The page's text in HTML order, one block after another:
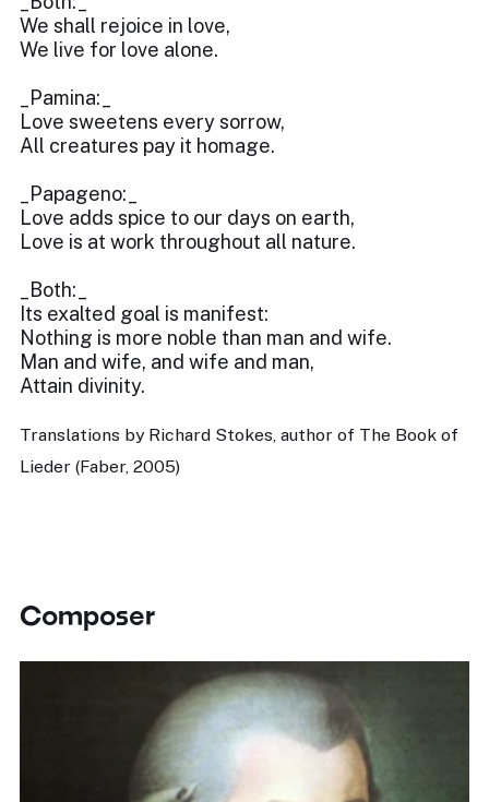
We shall rejoice in love,
We live for love alone.
_Pamina:_
Love sweetens every sorrow,
All creatures pay it homage.
_Papageno:_
Love adds spice to our days on earth,
Love is at work throughout all nature.
_Both:_
Its exalted goal is manifest:
Nothing is more noble than man and wife.
Man and wife, and wife and man,
Attain divinity.
Translations by Richard Stokes, author of The Book of
Lieder (Faber, 2005)
Composer